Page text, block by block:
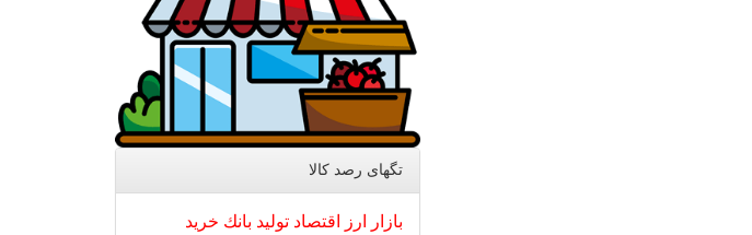
تگهای رصد كالا
بازار ارز اقتصاد تولید بانك خرید